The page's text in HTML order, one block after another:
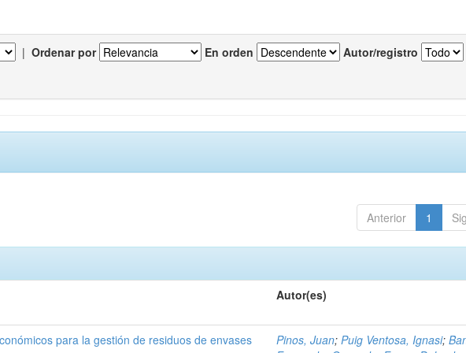
| Ordenar por En orden Autor/registro
Anterior 1
Autor(es)
para la gestión de residuos de envases
Pinos, Juan;Puig Ventosa, Ignasi;